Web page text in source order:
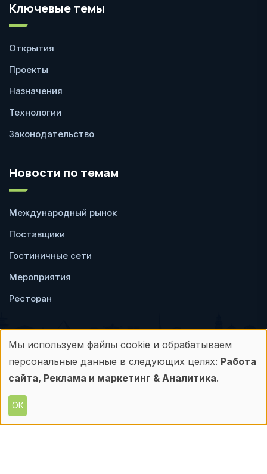
Ключевые темы
Открытия
Проекты
Назначения
Технологии
Законодательство
Новости по темам
Международный рынок
Поставщики
Гостиничные сети
Мероприятия
Ресторан
Пользовательское
соглашение
Политика
конфиденциальности
Любое использование материалов с данного
Использование
персональных
данных
и
Мы используем файлы cookie и обрабатываем
персональные данные в следующих целях: Работа
сайта, Реклама и маркетинг & Аналитика.
ОК